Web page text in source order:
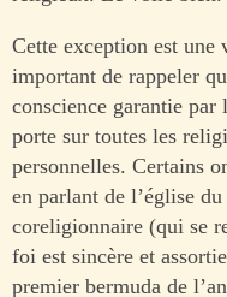
Cette exception est une
important de rappeler
conscience garantie par
porte sur toutes les
personnelles. Certains
en parlant de l’église
coreligionnaire (qui se
foi est sincère et
premier bermuda de